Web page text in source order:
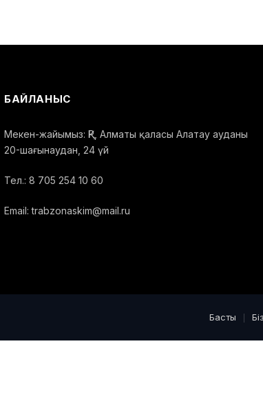
БАЙЛАНЫС
Мекен-жайымыз: ҚР, Алматы қаласы Алатау ауданы
20-шағынаудан, 24 үй
Тел.: 8 705 254 10 60
Email: trabzonaskim@mail.ru
Басты